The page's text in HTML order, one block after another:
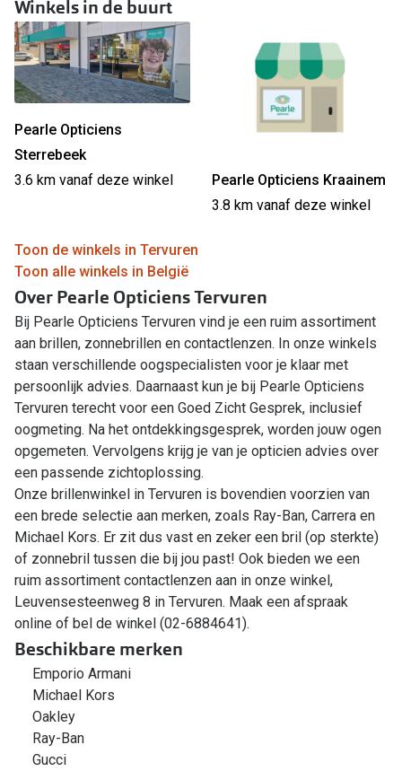
Winkels in de buurt
Pearle Opticiens
Sterrebeek
3.6 km vanaf deze winkel
Pearle Opticiens Kraainem
3.8 km vanaf deze winkel
Toon de winkels in Tervuren
Toon alle winkels in België
Over Pearle Opticiens Tervuren
Bij Pearle Opticiens Tervuren vind je een ruim assortiment
aan brillen, zonnebrillen en contactlenzen. In onze winkels
staan verschillende oogspecialisten voor je klaar met
persoonlijk advies. Daarnaast kun je bij Pearle Opticiens
Tervuren terecht voor een Goed Zicht Gesprek, inclusief
oogmeting. Na het ontdekkingsgesprek, worden jouw ogen
opgemeten. Vervolgens krijg je van je opticien advies over
een passende zichtoplossing.
Onze brillenwinkel in Tervuren is bovendien voorzien van
een brede selectie aan merken, zoals Ray-Ban, Carrera en
Michael Kors. Er zit dus vast en zeker een bril (op sterkte)
of zonnebril tussen die bij jou past! Ook bieden we een
ruim assortiment contactlenzen aan in onze winkel,
Leuvensesteenweg 8 in Tervuren. Maak een afspraak
online of bel de winkel (02-6884641).
Beschikbare merken
Emporio Armani
Michael Kors
Oakley
Ray-Ban
Gucci